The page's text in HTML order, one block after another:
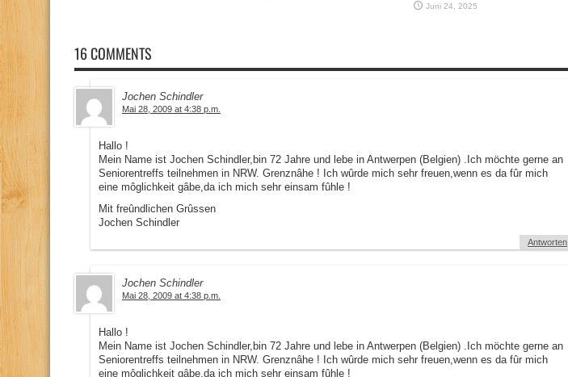
Juni 24, 2025
16 COMMENTS
Jochen Schindler
Mai 28, 2009 at 4:38 p.m.
Hallo !
Mein Name ist Jochen Schindler,bin 72 Jahre und lebe in Antwerpen (Belgien) .Ich möchte gerne an
Seniorentreffs teilnehmen in NRW. Grenznâhe ! Ich wûrde mich sehr freuen,wenn es da fûr mich
eine môglichkeit gâbe,da ich mich sehr einsam fûhle !
Mit freûndlichen Grûssen
Jochen Schindler
Antworten
Jochen Schindler
Mai 28, 2009 at 4:38 p.m.
Hallo !
Mein Name ist Jochen Schindler,bin 72 Jahre und lebe in Antwerpen (Belgien) .Ich möchte gerne an
Seniorentreffs teilnehmen in NRW. Grenznâhe ! Ich wûrde mich sehr freuen,wenn es da fûr mich
eine môglichkeit gâbe,da ich mich sehr einsam fûhle !